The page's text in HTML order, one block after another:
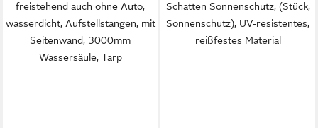
freistehend auch ohne Auto,
wasserdicht, Aufstellstangen, mit
Seitenwand, 3000mm
Wassersäule, Tarp
Schatten Sonnenschutz, (Stück,
Sonnenschutz), UV-resistentes,
reißfestes Material